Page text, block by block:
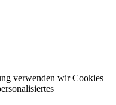
verwenden wir Cookies